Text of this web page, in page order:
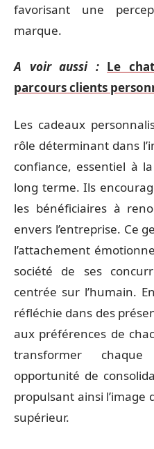
favorisant une
marque.
A voir aussi : Le
parcours clients
Les cadeaux
rôle déterminant dans
confiance, essentiel à
long terme. Ils
les bénéficiaires à
envers l’entreprise. Ce
l’attachement
société de ses
centrée sur l’humain.
réfléchie dans des
aux préférences de
transformer
opportunité de
propulsant ainsi
supérieur.